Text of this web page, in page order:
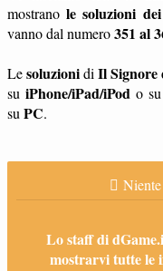
mostranole soluzioni
vanno dal numero351 al
LesoluzionidiIl Signore
su iPhone/iPad/iPod o su
su PC.
Lo staff di
mostrarvi tutte le